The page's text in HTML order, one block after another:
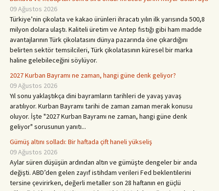
09 Ağustos 2026
Türkiye’nin çikolata ve kakao ürünleri ihracatı yılın ilk yarısında 500,8
milyon dolara ulaştı. Kaliteli üretim ve Antep fıstığı gibi ham madde
avantajlarının Türk çikolatasını dünya pazarında öne çıkardığını
belirten sektör temsilcileri, Türk çikolatasının küresel bir marka
haline gelebileceğini söylüyor.
2027 Kurban Bayramı ne zaman, hangi güne denk geliyor?
09 Ağustos 2026
Yıl sonu yaklaştıkça dini bayramların tarihleri de yavaş yavaş
aratılıyor. Kurban Bayramı tarihi de zaman zaman merak konusu
oluyor. İşte "2027 Kurban Bayramı ne zaman, hangi güne denk
geliyor" sorusunun yanıtı...
Gümüş altını solladı: Bir haftada çift haneli yükseliş
09 Ağustos 2026
Aylar süren düşüşün ardından altın ve gümüşte dengeler bir anda
değişti. ABD’den gelen zayıf istihdam verileri Fed beklentilerini
tersine çevirirken, değerli metaller son 28 haftanın en güçlü